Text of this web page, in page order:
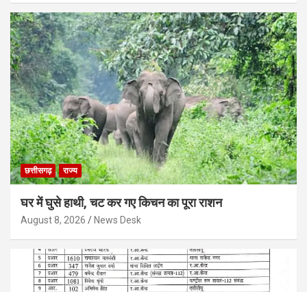
छत्तीसगढ़ राज्य
घर में घुसे हाथी, चट कर गए किचन का पूरा राशन
August 8, 2026 News Desk